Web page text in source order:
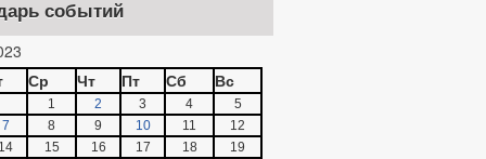
событий
Ср Чт Пт Сб Вс
1 2 3 4
5
7 8 9 10 11
12
14 15 16 17 18
19